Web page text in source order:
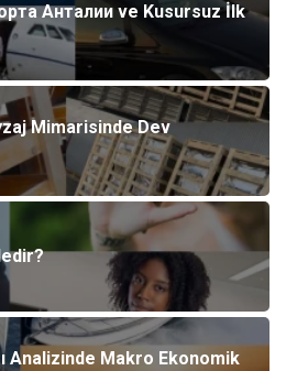
Анталии ve Kusursuz İlk
Mimarisinde Dev
Analizinde Makro Ekonomik